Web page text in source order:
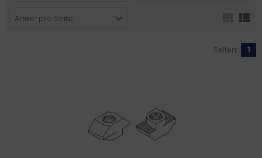
Artikel pro Seite
Seiten: 1